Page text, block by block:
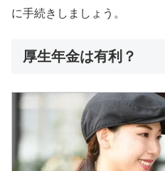
に手続きしましょう。
厚生年金は有利？